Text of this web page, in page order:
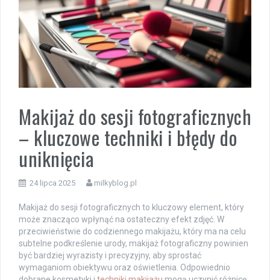
Makijaż do sesji fotograficznych
– kluczowe techniki i błędy do
uniknięcia
24 lipca 2025 milkyblog.pl
Makijaż do sesji fotograficznych to kluczowy element, który
może znacząco wpłynąć na ostateczny efekt zdjęć. W
przeciwieństwie do codziennego makijażu, który ma na celu
subtelne podkreślenie urody, makijaż fotograficzny powinien
być bardziej wyrazisty i precyzyjny, aby sprostać
wymaganiom obiektywu oraz oświetlenia. Odpowiednio